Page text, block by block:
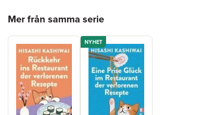
Mer från samma serie
NYHET